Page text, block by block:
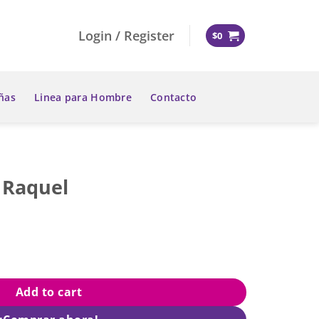
Login / Register $0
Linea para Hombre Contacto
Add to cart